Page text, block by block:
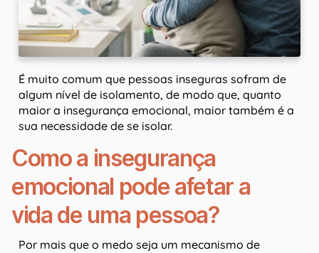
É muito comum que pessoas inseguras sofram de
algum nível de isolamento, de modo que, quanto
maior a insegurança emocional, maior também é a
sua necessidade de se isolar.
Como a insegurança
emocional pode afetar a
vida de uma pessoa?
Por mais que o medo seja um mecanismo de